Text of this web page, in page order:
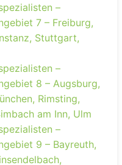
–
7 – Freiburg,
Stuttgart,
–
8 – Augsburg,
Rimsting,
am Inn, Ulm
–
9 – Bayreuth,